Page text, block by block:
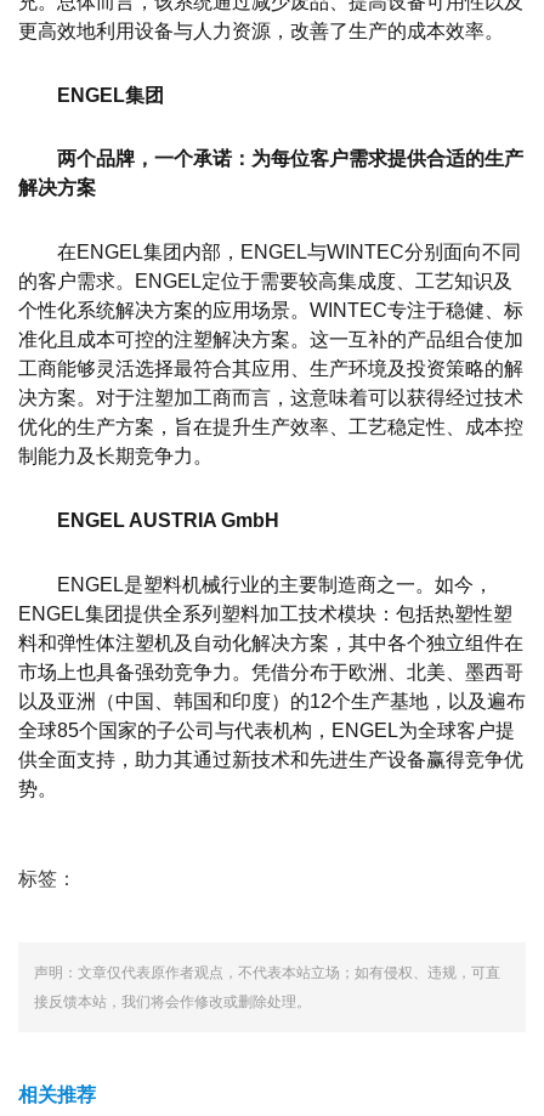
更高效地利用设备与人力资源，改善了生产的成本效率。
ENGEL集团
两个品牌，一个承诺：为每位客户需求提供合适的生产
解决方案
在ENGEL集团内部，ENGEL与WINTEC分别面向不同
的客户需求。ENGEL定位于需要较高集成度、工艺知识及
个性化系统解决方案的应用场景。WINTEC专注于稳健、标
准化且成本可控的注塑解决方案。这一互补的产品组合使加
工商能够灵活选择最符合其应用、生产环境及投资策略的解
决方案。对于注塑加工商而言，这意味着可以获得经过技术
优化的生产方案，旨在提升生产效率、工艺稳定性、成本控
制能力及长期竞争力。
ENGEL AUSTRIA GmbH
ENGEL是塑料机械行业的主要制造商之一。如今，
ENGEL集团提供全系列塑料加工技术模块：包括热塑性塑
料和弹性体注塑机及自动化解决方案，其中各个独立组件在
市场上也具备强劲竞争力。凭借分布于欧洲、北美、墨西哥
以及亚洲（中国、韩国和印度）的12个生产基地，以及遍布
全球85个国家的子公司与代表机构，ENGEL为全球客户提
供全面支持，助力其通过新技术和先进生产设备赢得竞争优
势。
标签：
声明：文章仅代表原作者观点，不代表本站立场；如有侵权、违规，可直
接反馈本站，我们将会作修改或删除处理。
相关推荐